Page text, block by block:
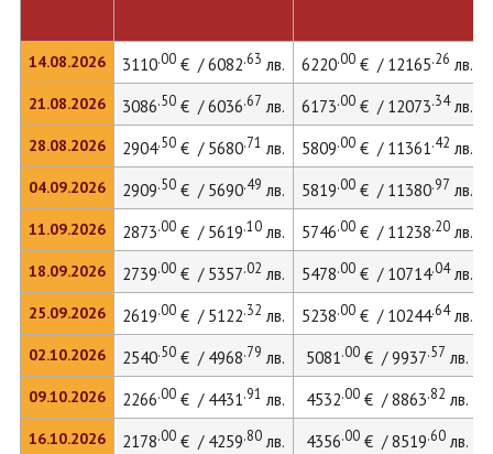
14.08.2026
21.08.2026
28.08.2026
04.09.2026
11.09.2026
18.09.2026
25.09.2026
02.10.2026
09.10.2026
16.10.2026
3110.00€ / 6082.63 лв. 6220.00€ / 12165.26 лв.
3086.50€ / 6036.67 лв. 6173.00€ / 12073.34лв.
2904.50€ / 5680.71 лв. 5809.00€ / 11361.42 лв.
2909.50€ / 5690.49 лв. 5819.00€ / 11380.97 лв.
2873.00€ / 5619.10лв. 5746.00€ / 11238.20лв.
2739.00€ / 5357.02 лв. 5478.00€ / 10714.04лв.
2619.00€ / 5122.32 лв. 5238.00€ / 10244.64лв.
2540.50€ / 4968.79 лв. 5081.00€ / 9937.57 лв.
2266.00€ / 4431.91 лв. 4532.00€ / 8863.82 лв.
2178.00€ / 4259.80лв. 4356.00€ / 8519.60лв.